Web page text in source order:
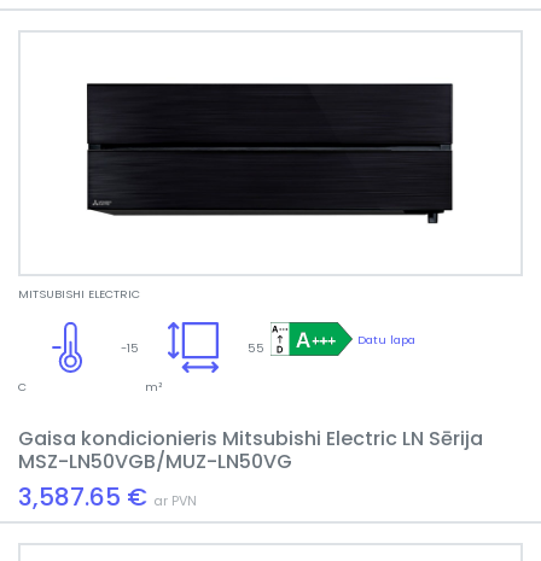
MITSUBISHI ELECTRIC
Datu lapa
55
m²
-15
C
Gaisa kondicionieris Mitsubishi Electric LN Sērija
MSZ-LN50VGB/MUZ-LN50VG
3,587.65 € ar PVN